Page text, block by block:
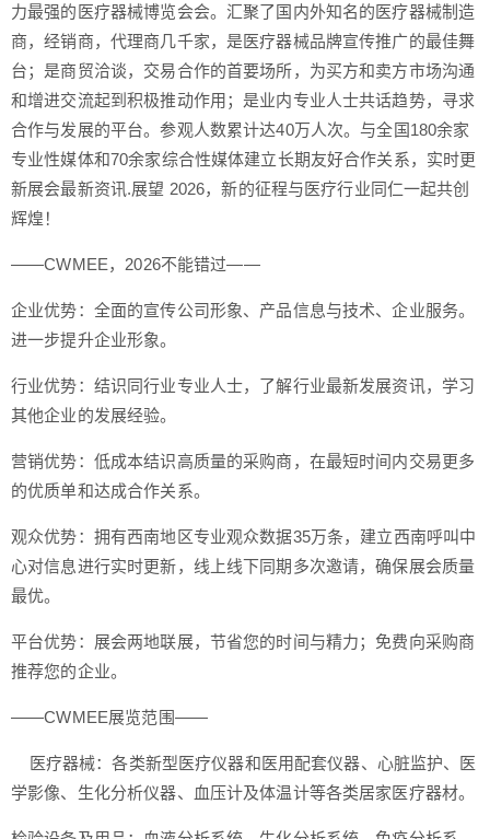
力最强的医疗器械博览会会。汇聚了国内外知名的医疗器械制造
商，经销商，代理商几千家，是医疗器械品牌宣传推广的最佳舞
台；是商贸洽谈，交易合作的首要场所，为买方和卖方市场沟通
和增进交流起到积极推动作用；是业内专业人士共话趋势，寻求
合作与发展的平台。参观人数累计达40万人次。与全国180余家
专业性媒体和70余家综合性媒体建立长期友好合作关系，实时更
新展会最新资讯.展望 2026，新的征程与医疗行业同仁一起共创
辉煌！
——CWMEE，2026不能错过——
企业优势：全面的宣传公司形象、产品信息与技术、企业服务。
进一步提升企业形象。
行业优势：结识同行业专业人士，了解行业最新发展资讯，学习
其他企业的发展经验。
营销优势：低成本结识高质量的采购商，在最短时间内交易更多
的优质单和达成合作关系。
观众优势：拥有西南地区专业观众数据35万条，建立西南呼叫中
心对信息进行实时更新，线上线下同期多次邀请，确保展会质量
最优。
平台优势：展会两地联展，节省您的时间与精力；免费向采购商
推荐您的企业。
——CWMEE展览范围——
医疗器械：各类新型医疗仪器和医用配套仪器、心脏监护、医
学影像、生化分析仪器、血压计及体温计等各类居家医疗器材。